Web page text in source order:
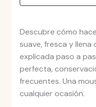
Descubre cómo
suave, fresca y llena
explicada paso a
perfecta,
frecuentes. Una
cualquier ocasión.